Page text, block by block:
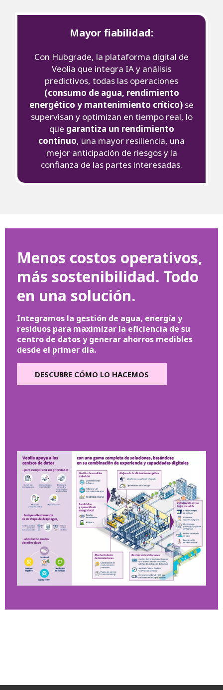
Mayor fiabilidad:
Con Hubgrade, la plataforma digital de
Veolia que integra IA y análisis
predictivos, todas las operaciones
(consumo de agua, rendimiento
energético y mantenimiento crítico) se
supervisan y optimizan en tiempo real, lo
que garantiza un rendimiento
continuo, una mayor resiliencia, una
mejor anticipación de riesgos y la
confianza de las partes interesadas.
Menos costos operativos,
más sostenibilidad. Todo
en una solución.
Integramos la gestión de agua, energía y
residuos para maximizar la eficiencia de su
centro de datos y generar ahorros medibles
desde el primer día.
DESCUBRE CÓMO LO HACEMOS